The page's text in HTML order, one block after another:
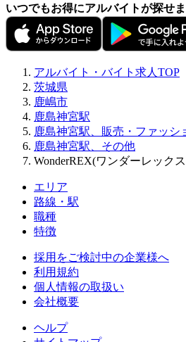
いつでもお得にアルバイトが探せま
アルバイト・バイト求人TOP
茨城県
鹿嶋市
鹿島神宮駅
鹿島神宮駅、販売・ファッシ
鹿島神宮駅、その他
WonderREX(ワンダーレック
エリア
路線・駅
職種
特徴
採用をご検討中の企業様へ
利用規約
個人情報の取扱い
会社概要
ヘルプ